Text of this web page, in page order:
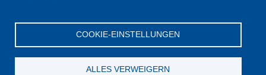
COOKIE-EINSTELLUNGEN
ALLES VERWEIGERN